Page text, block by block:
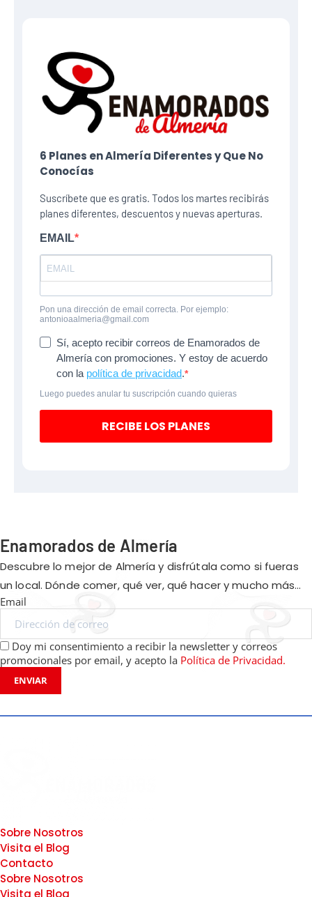
6 Planes​ en Almería Diferentes y Que No
Conocías
Suscríbete que es gratis. Todos los martes recibirás
planes diferentes, descuentos y nuevas aperturas.
EMAIL
Pon una dirección de email correcta. Por ejemplo:
antonioaalmeria@gmail.com
Sí, acepto recibir correos de Enamorados de
Almería con promociones. Y estoy de acuerdo
con la política de privacidad.
Luego puedes anular tu suscripción cuando quieras
RECIBE LOS PLANES
Enamorados de Almería
Descubre lo mejor de Almería y disfrútala como si fueras
un local. Dónde comer, qué ver, qué hacer y mucho más…
Email
Doy mi consentimiento a recibir la newsletter y correos
promocionales por email, y acepto la Política de Privacidad.
ENVIAR
Sobre Nosotros
Visita el Blog
Contacto
Sobre Nosotros
Visita el Blog